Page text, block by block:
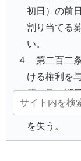
初日）の前
割り当てる
い。
４ 第二百二
ける権利を
第二号の期
きは、当該
を失う。